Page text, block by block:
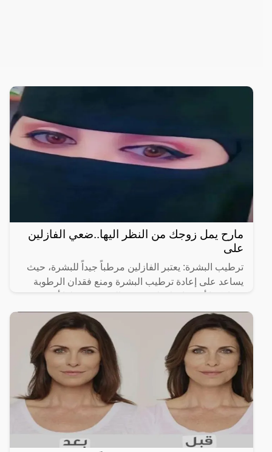
مارح يمل زوجك من النظر اليها..ضعي الفازلين
على
ترطيب البشرة: يعتبر الفازلين مرطباً جيداً للبشرة، حيث
يساعد على إعادة ترطيب البشرة ومنع فقدان الرطوبة
مرونة.